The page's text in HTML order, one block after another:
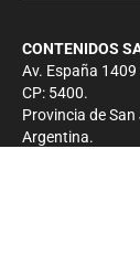
CONTENIDOS
Av. España 1409
CP: 5400.
Provincia de
Argentina.